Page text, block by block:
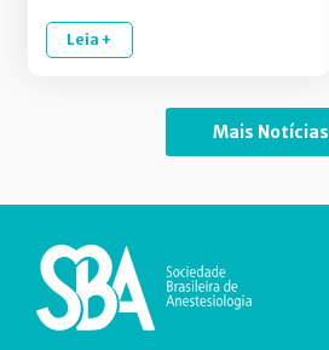
Leia +
Mais Notícias